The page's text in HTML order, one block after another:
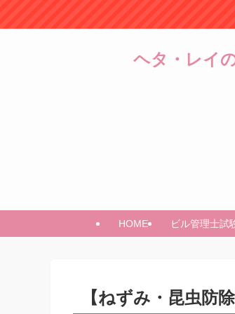
ヘタ・レイ
HOME ビル管理士試
【ねずみ・昆虫防